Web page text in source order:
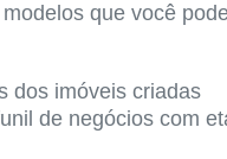
que você
dos imóveis criadas
de negócios com